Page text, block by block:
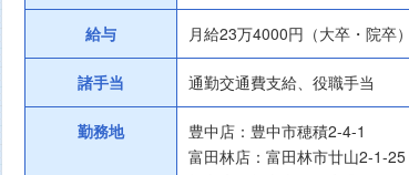
給与 月給23万4000円（大卒・院卒
諸手当 通勤交通費支給、役職手当
勤務地
豊中店：豊中市穂積2-4-1
富田林店：富田林市廿山2-1-25